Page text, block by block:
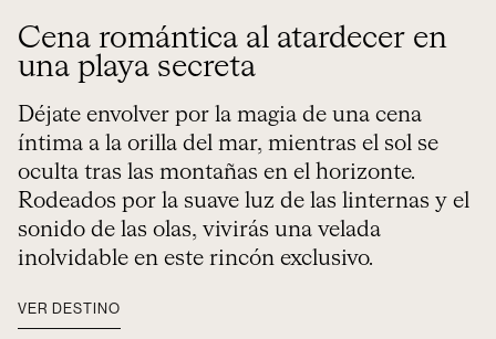
Cena romántica al atardecer en
una playa secreta
Déjate envolver por la magia de una cena
íntima a la orilla del mar, mientras el sol se
oculta tras las montañas en el horizonte.
Rodeados por la suave luz de las linternas y el
sonido de las olas, vivirás una velada
inolvidable en este rincón exclusivo.
VER DESTINO